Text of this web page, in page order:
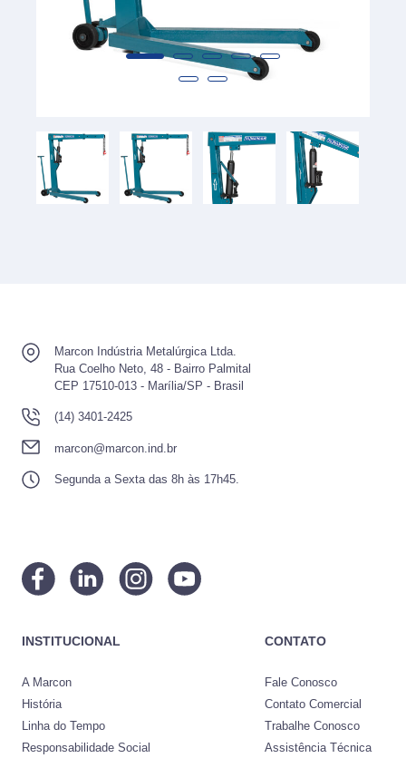
Marcon Indústria Metalúrgica Ltda.
Rua Coelho Neto, 48 - Bairro Palmital
CEP 17510-013 - Marília/SP - Brasil
(14) 3401-2425
marcon@marcon.ind.br
Segunda a Sexta das 8h às 17h45.
INSTITUCIONAL
A Marcon
História
Linha do Tempo
Responsabilidade Social
CONTATO
Fale Conosco
Contato Comercial
Trabalhe Conosco
Assistência Técnica